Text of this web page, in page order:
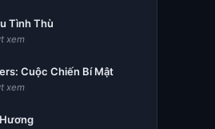
Tình Thù
xem
Cuộc Chiến Bí Mật
xem